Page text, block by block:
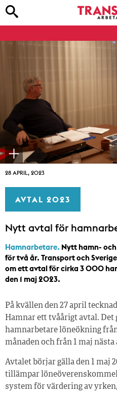
28 APRIL, 2023
AVTAL 2023
Nytt avtal för
Hamnarbetare. Nytt hamn-
för två år. Transport och
om ett avtal för cirka 3 000
den 1 maj 2023.
På kvällen den 27 april
Hamnar ett tvåårigt avtal. Det
hamnarbetare löneökning
månaden och från 1 maj nästa
Avtalet börjar gälla den 1 maj
tillämpar
system för värdering av